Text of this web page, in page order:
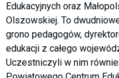
Edukacyjnych oraz
Olszowskiej. To
grono pedagogów,
edukacji z całego
Uczestniczyli w nim